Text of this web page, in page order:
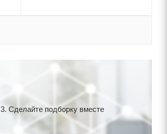
3. Сделайте подборку вместе